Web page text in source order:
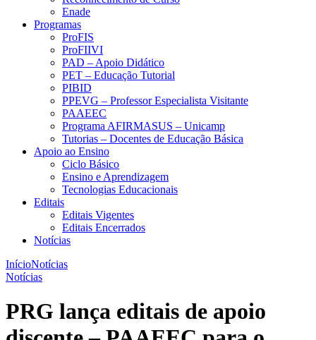
Enade
Programas
ProFIS
ProFIIVI
PAD – Apoio Didático
PET – Educação Tutorial
PIBID
PPEVG – Professor Especialista Visitante
PAAEEC
Programa AFIRMASUS – Unicamp
Tutorias – Docentes de Educação Básica
Apoio ao Ensino
Ciclo Básico
Ensino e Aprendizagem
Tecnologias Educacionais
Editais
Editais Vigentes
Editais Encerrados
Notícias
InícioNotícias
Notícias
PRG lança editais de apoio